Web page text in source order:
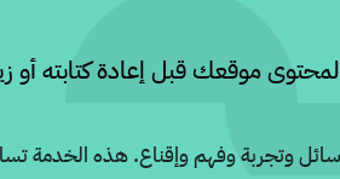
موقعك قبل إعادة كتابته أو
وتجربة وفهم وإقناع. هذه الخدمة